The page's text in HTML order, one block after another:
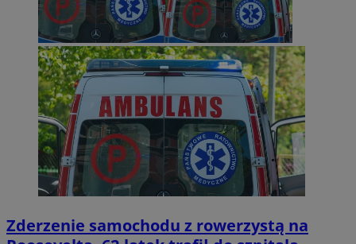
Zderzenie samochodu z rowerzystą na